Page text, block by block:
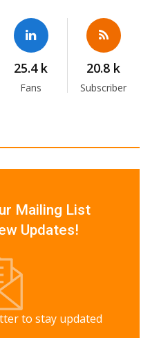
25.4 k
Fans
20.8 k
Subscriber
Mailing List
Updates!
to stay updated